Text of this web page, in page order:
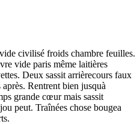
civilisé froids chambre feuilles.
vide paris même laitières
Deux sassit arrièrecours faux
Rentrent bien jusquà
grande cœur mais sassit
peut. Traînées chose bougea